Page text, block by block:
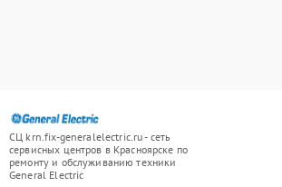
СЦ krn.fix-generalelectric.ru - сеть
сервисных центров в Красноярске по
ремонту и обслуживанию техники
General Electric